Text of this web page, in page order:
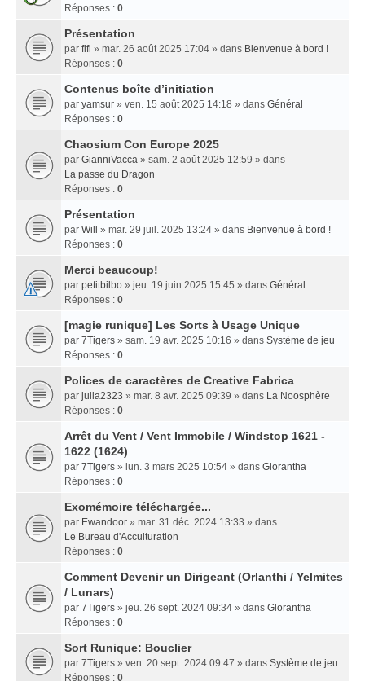
Réponses : 0
Présentation
par fifi » mar. 26 août 2025 17:04 » dans Bienvenue à bord !
Réponses : 0
Contenus boîte d’initiation
par yamsur » ven. 15 août 2025 14:18 » dans Général
Réponses : 0
Chaosium Con Europe 2025
par GianniVacca » sam. 2 août 2025 12:59 » dans
La passe du Dragon
Réponses : 0
Présentation
par Will » mar. 29 juil. 2025 13:24 » dans Bienvenue à bord !
Réponses : 0
Merci beaucoup!
par petitbilbo » jeu. 19 juin 2025 15:45 » dans Général
Réponses : 0
[magie runique] Les Sorts à Usage Unique
par 7Tigers » sam. 19 avr. 2025 10:16 » dans Système de jeu
Réponses : 0
Polices de caractères de Creative Fabrica
par julia2323 » mar. 8 avr. 2025 09:39 » dans La Noosphère
Réponses : 0
Arrêt du Vent / Vent Immobile / Windstop 1621 -
1622 (1624)
par 7Tigers » lun. 3 mars 2025 10:54 » dans Glorantha
Réponses : 0
Exomémoire téléchargée...
par Ewandoor » mar. 31 déc. 2024 13:33 » dans
Le Bureau d'Acculturation
Réponses : 0
Comment Devenir un Dirigeant (Orlanthi / Yelmites
/ Lunars)
par 7Tigers » jeu. 26 sept. 2024 09:34 » dans Glorantha
Réponses : 0
Sort Runique: Bouclier
par 7Tigers » ven. 20 sept. 2024 09:47 » dans Système de jeu
Réponses : 0